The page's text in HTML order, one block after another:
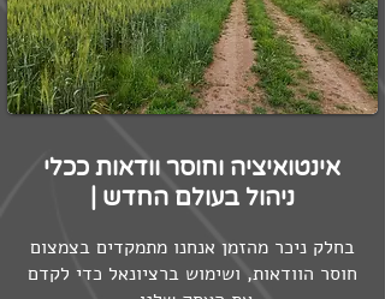
אינטואיציה וחוסר וודאות ככלי
ניהול בעולם החדש |
בחלק ניכר מהזמן אנחנו מתמקדים בצמצום
חוסר הוודאות, ושימוש ברציונאל כדי לקדם